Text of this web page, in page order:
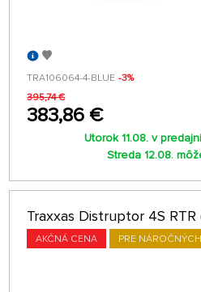
TRA106064-4-BLUE -3%
395,74 €
383,86 €
Utorok 11.08. v
Streda 12.08.
Traxxas Distruptor 4S RTR
AKČNÁ CENA PRE NÁROČNÝCH